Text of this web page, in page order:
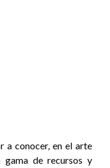
a conocer, en el arte
gama de recursos y